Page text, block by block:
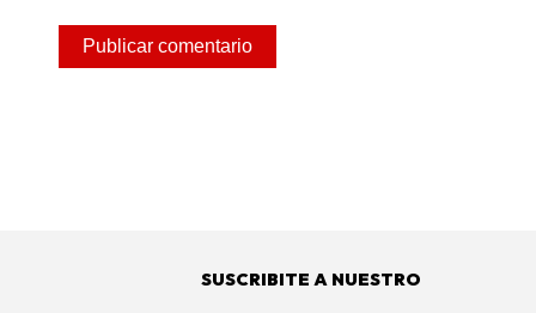
SUSCRIBITE A NUESTRO